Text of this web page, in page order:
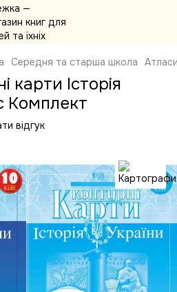
Середня та старша школа
карти Історія
Комплект
відгук